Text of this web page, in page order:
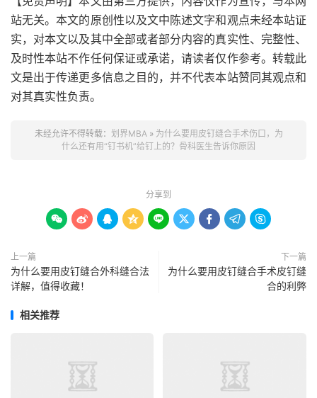
站无关。本文的原创性以及文中陈述文字和观点未经本站证
实，对本文以及其中全部或者部分内容的真实性、完整性、
及时性本站不作任何保证或承诺，请读者仅作参考。转载此
文是出于传递更多信息之目的，并不代表本站赞同其观点和
对其真实性负责。
未经允许不得转载： 划界MBA» 为什么要用皮钉缝合手术伤口，为
什么还有用“钉书机”给钉上的？骨科医生告诉你原因
分享到
        
上一篇
为什么要用皮钉缝合外科缝合法
详解，值得收藏！
下一篇
为什么要用皮钉缝合手术皮钉缝
合的利弊
相关推荐